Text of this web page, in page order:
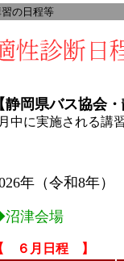
の日程等
【静岡県バス協会
中に実施される講
年（令和8年）
津会場
６月日程 】